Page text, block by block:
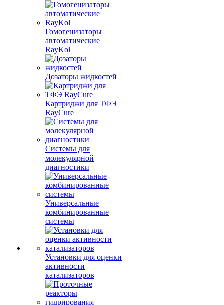
Гомогенизаторы
автоматические
RayKol
Дозаторы жидкостей
Картриджи для ТФЭ
RayCure
Системы для
молекулярной
диагностики
Универсальные
комбинированные
системы
Установки для оценки
активности
катализаторов